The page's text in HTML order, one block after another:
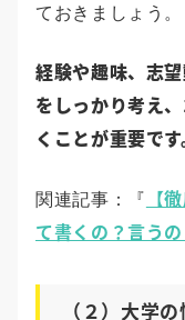
ておきましょう。
経験や趣味、志
をしっかり考え
くことが重要です
関連記事：『
【
て書くの？言うの
（２）大学